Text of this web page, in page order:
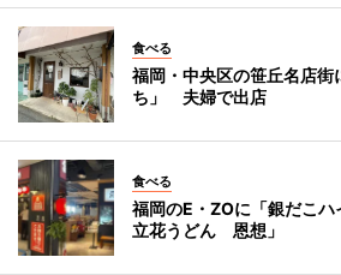
食べる
福岡・中央区の笹丘名店街
ち」 夫婦で出店
食べる
福岡のE・ZOに「銀だこ
立花うどん 恩想」